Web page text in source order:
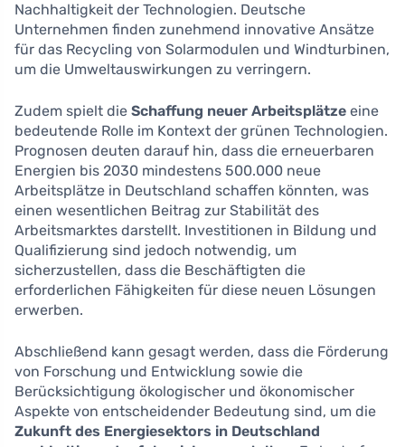
Nachhaltigkeit der Technologien. Deutsche
Unternehmen finden zunehmend innovative Ansätze
für das Recycling von Solarmodulen und Windturbinen,
um die Umweltauswirkungen zu verringern.
Zudem spielt die Schaffung neuer Arbeitsplätze eine
bedeutende Rolle im Kontext der grünen Technologien.
Prognosen deuten darauf hin, dass die erneuerbaren
Energien bis 2030 mindestens 500.000 neue
Arbeitsplätze in Deutschland schaffen könnten, was
einen wesentlichen Beitrag zur Stabilität des
Arbeitsmarktes darstellt. Investitionen in Bildung und
Qualifizierung sind jedoch notwendig, um
sicherzustellen, dass die Beschäftigten die
erforderlichen Fähigkeiten für diese neuen Lösungen
erwerben.
Abschließend kann gesagt werden, dass die Förderung
von Forschung und Entwicklung sowie die
Berücksichtigung ökologischer und ökonomischer
Aspekte von entscheidender Bedeutung sind, um die
Zukunft des Energiesektors in Deutschland